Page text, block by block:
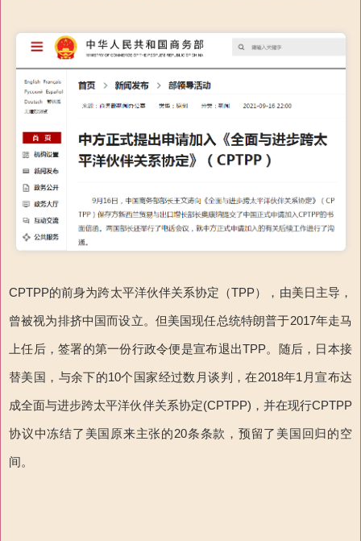
CPTPP的前身为跨太平洋伙伴关系协定（TPP），由美日主导，
曾被视为排挤中国而设立。但美国现任总统特朗普于2017年走马
上任后，签署的第一份行政令便是宣布退出TPP。随后，日本接
替美国，与余下的10个国家经过数月谈判，在2018年1月宣布达
成全面与进步跨太平洋伙伴关系协定(CPTPP)，并在现行CPTPP
协议中冻结了美国原来主张的20条条款，预留了美国回归的空
间。